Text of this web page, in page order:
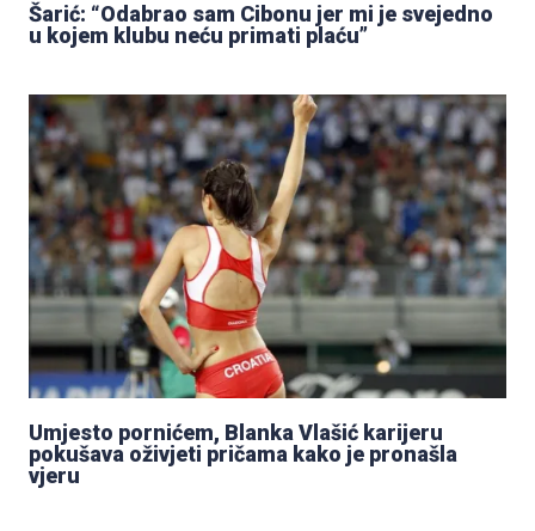
Šarić: “Odabrao sam Cibonu jer mi je svejedno
u kojem klubu neću primati plaću”
Umjesto pornićem, Blanka Vlašić karijeru
pokušava oživjeti pričama kako je pronašla
vjeru